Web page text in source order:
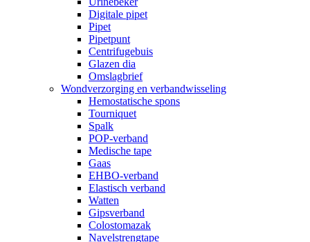
Digitale pipet
Pipet
Pipetpunt
Centrifugebuis
Glazen dia
Omslagbrief
Wondverzorging en verbandwisseling
Hemostatische spons
Tourniquet
Spalk
POP-verband
Medische tape
Gaas
EHBO-verband
Elastisch verband
Watten
Gipsverband
Colostomazak
Navelstrengtape